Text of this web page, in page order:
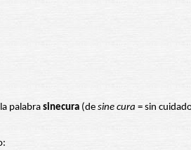
palabra sinecura (de sine cura = sin